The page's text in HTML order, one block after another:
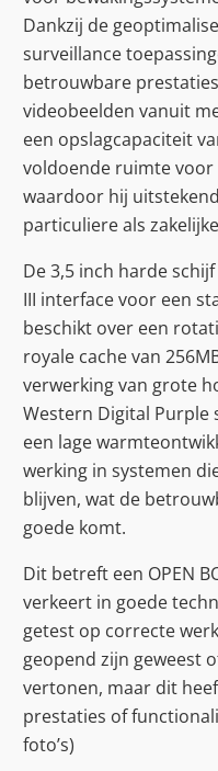
Dankzij de
surveillance
betrouwbare
videobeelden vanuit
een opslagcapaciteit
voldoende ruimte
waardoor hij
particuliere als
De 3,5 inch harde
III interface voor een
beschikt over een
royale cache van
verwerking van grote
Western Digital
een lage
werking in systemen
blijven, wat de
goede komt.
Dit betreft een OPEN
verkeert in goede
getest op correcte
geopend zijn geweest
vertonen, maar dit
prestaties of
foto’s)